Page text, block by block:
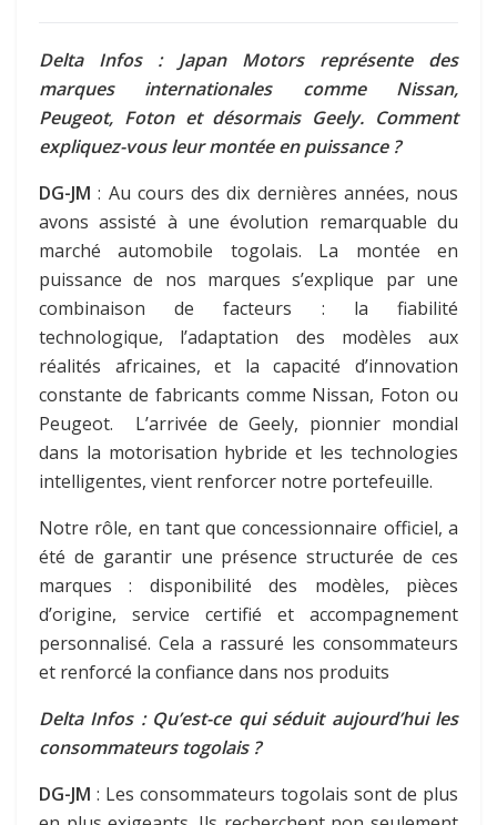
Delta Infos : Japan Motors représente des
marques internationales comme Nissan,
Peugeot, Foton et désormais Geely. Comment
expliquez-vous leur montée en puissance ?
DG-JM : Au cours des dix dernières années, nous
avons assisté à une évolution remarquable du
marché automobile togolais. La montée en
puissance de nos marques s’explique par une
combinaison de facteurs : la fiabilité
technologique, l’adaptation des modèles aux
réalités africaines, et la capacité d’innovation
constante de fabricants comme Nissan, Foton ou
Peugeot. L’arrivée de Geely, pionnier mondial
dans la motorisation hybride et les technologies
intelligentes, vient renforcer notre portefeuille.
Notre rôle, en tant que concessionnaire officiel, a
été de garantir une présence structurée de ces
marques : disponibilité des modèles, pièces
d’origine, service certifié et accompagnement
personnalisé. Cela a rassuré les consommateurs
et renforcé la confiance dans nos produits
Delta Infos : Qu’est-ce qui séduit aujourd’hui les
consommateurs togolais ?
DG-JM : Les consommateurs togolais sont de plus